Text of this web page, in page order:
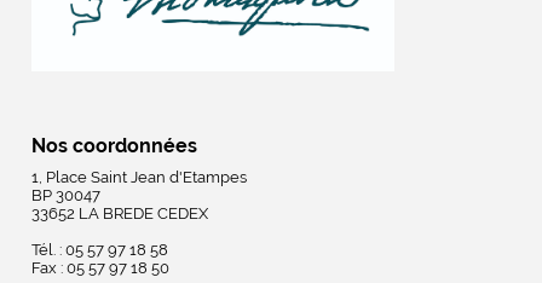
Nos coordonnées
1, Place Saint Jean d'Etampes
BP 30047
33652 LA BREDE CEDEX
Tél. : 05 57 97 18 58
Fax : 05 57 97 18 50